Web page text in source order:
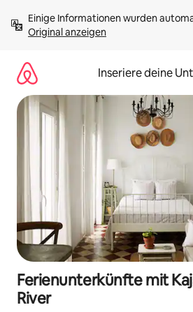
Inhalten
springenOriginal anzeigen
Inseriere deine
Ferienunterkünfte mit
River